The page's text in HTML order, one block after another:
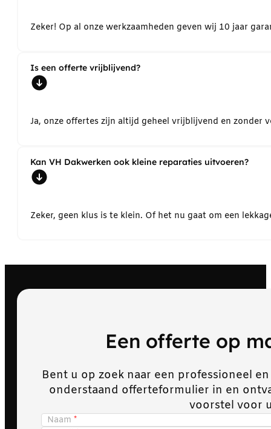
Zeker! Op al onze werkzaamheden geven wij 10 jaar
Is een offerte vrijblijvend?
Ja, onze offertes zijn altijd geheel vrijblijvend en
Kan VH Dakwerken ook kleine reparaties uitvoeren?
Zeker, geen klus is te klein. Of het nu gaat om een
Een offerte op
Bent u op zoek naar een professioneel
onderstaand offerteformulier in en
voorstel voor
Naam